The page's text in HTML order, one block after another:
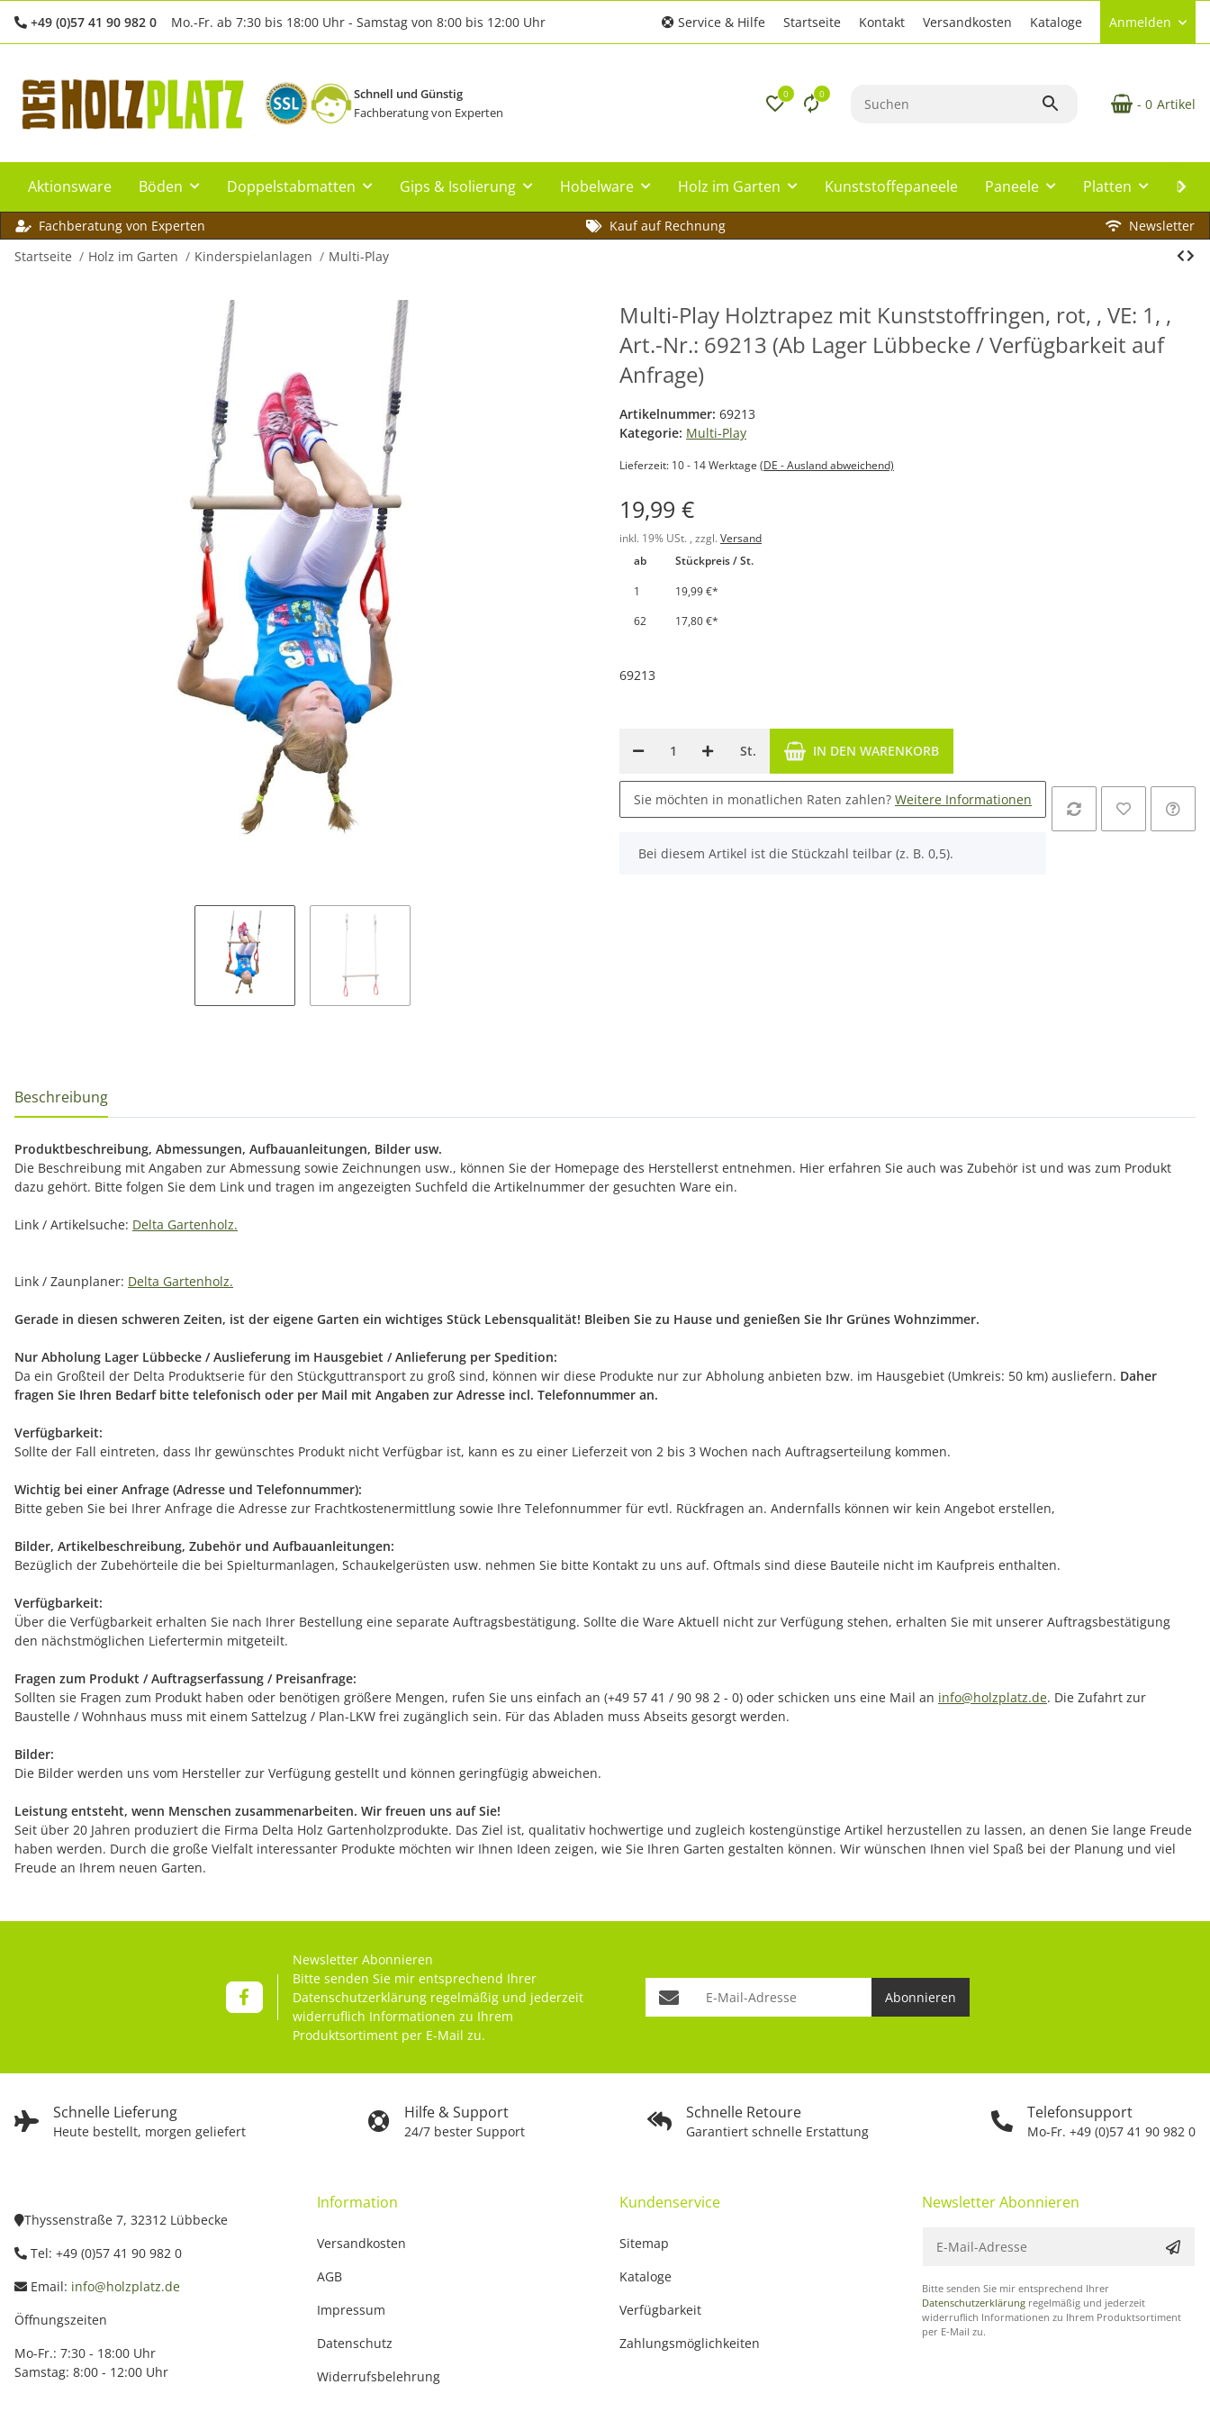
+49 (0)57 41 90 982 0 Mo.-Fr. ab 7:30 bis 18:00 Uhr - Samstag von 8:00 bis 12:00 Uhr Service & Hilfe Startseite Kontakt Versandkosten Kataloge Anmelden
Schnell und Günstig
Fachberatung von Experten
0 0
- 0 Artikel
Aktionsware Böden Doppelstabmatten Gips & Isolierung Hobelware Holz im Garten Kunststoffepaneele Paneele Platten
Fachberatung von Experten Kauf auf Rechnung
Newsletter
Startseite
Holz im Garten Kinderspielanlagen Multi-Play
Multi-Play Holztrapez mit Kunststoffringen, rot, , VE: 1, ,
Art.-Nr.: 69213 (Ab Lager Lübbecke / Verfügbarkeit auf
Anfrage)
Artikelnummer: 69213
Kategorie: Multi-Play
Lieferzeit: 10 - 14 Werktage (DE - Ausland abweichend)
19,99 €
inkl. 19% USt. , zzgl. Versand
ab
Stückpreis / St.
1
19,99 €*
62
17,80 €*
69213
St. IN DEN WARENKORB
Sie möchten in monatlichen Raten zahlen? Weitere Informationen
x
Bei diesem Artikel ist die Stückzahl teilbar (z. B. 0,5).
Beschreibung
Produktbeschreibung, Abmessungen, Aufbauanleitungen, Bilder usw.
Die Beschreibung mit Angaben zur Abmessung sowie Zeichnungen usw., können Sie der Homepage des Herstellerst entnehmen. Hier erfahren Sie auch was Zubehör ist und was zum Produkt
dazu gehört. Bitte folgen Sie dem Link und tragen im angezeigten Suchfeld die Artikelnummer der gesuchten Ware ein.
Link / Artikelsuche: Delta Gartenholz.
Link / Zaunplaner: Delta Gartenholz.
Gerade in diesen schweren Zeiten, ist der eigene Garten ein wichtiges Stück Lebensqualität! Bleiben Sie zu Hause und genießen Sie Ihr Grünes Wohnzimmer.
Nur Abholung Lager Lübbecke / Auslieferung im Hausgebiet / Anlieferung per Spedition:
Da ein Großteil der Delta Produktserie für den Stückguttransport zu groß sind, können wir diese Produkte nur zur Abholung anbieten bzw. im Hausgebiet (Umkreis: 50 km) ausliefern. Daher
fragen Sie Ihren Bedarf bitte telefonisch oder per Mail mit Angaben zur Adresse incl. Telefonnummer an.
Verfügbarkeit:
Sollte der Fall eintreten, dass Ihr gewünschtes Produkt nicht Verfügbar ist, kann es zu einer Lieferzeit von 2 bis 3 Wochen nach Auftragserteilung kommen.
Wichtig bei einer Anfrage (Adresse und Telefonnummer):
Bitte geben Sie bei Ihrer Anfrage die Adresse zur Frachtkostenermittlung sowie Ihre Telefonnummer für evtl. Rückfragen an. Andernfalls können wir kein Angebot erstellen,
Bilder, Artikelbeschreibung, Zubehör und Aufbauanleitungen:
Bezüglich der Zubehörteile die bei Spielturmanlagen, Schaukelgerüsten usw. nehmen Sie bitte Kontakt zu uns auf. Oftmals sind diese Bauteile nicht im Kaufpreis enthalten.
Verfügbarkeit:
Über die Verfügbarkeit erhalten Sie nach Ihrer Bestellung eine separate Auftragsbestätigung. Sollte die Ware Aktuell nicht zur Verfügung stehen, erhalten Sie mit unserer Auftragsbestätigung
den nächstmöglichen Liefertermin mitgeteilt.
Fragen zum Produkt / Auftragserfassung / Preisanfrage:
Sollten sie Fragen zum Produkt haben oder benötigen größere Mengen, rufen Sie uns einfach an (+49 57 41 / 90 98 2 - 0) oder schicken uns eine Mail an info@holzplatz.de. Die Zufahrt zur
Baustelle / Wohnhaus muss mit einem Sattelzug / Plan-LKW frei zugänglich sein. Für das Abladen muss Abseits gesorgt werden.
Bilder:
Die Bilder werden uns vom Hersteller zur Verfügung gestellt und können geringfügig abweichen.
Leistung entsteht, wenn Menschen zusammenarbeiten. Wir freuen uns auf Sie!
Seit über 20 Jahren produziert die Firma Delta Holz Gartenholzprodukte. Das Ziel ist, qualitativ hochwertige und zugleich kostengünstige Artikel herzustellen zu lassen, an denen Sie lange Freude
haben werden. Durch die große Vielfalt interessanter Produkte möchten wir Ihnen Ideen zeigen, wie Sie Ihren Garten gestalten können. Wir wünschen Ihnen viel Spaß bei der Planung und viel
Freude an Ihrem neuen Garten.
Schnelle Lieferung
Heute bestellt, morgen geliefert
Hilfe & Support
24/7 bester Support
Schnelle Retoure
Garantiert schnelle Erstattung
Telefonsupport
Mo-Fr. +49 (0)57 41 90 982 0
Newsletter Abonnieren
Bitte senden Sie mir entsprechend Ihrer
Datenschutzerklärung regelmäßig und jederzeit
widerruflich Informationen zu Ihrem
Produktsortiment per E-Mail zu.
Abonnieren
Thyssenstraße 7, 32312 Lübbecke
Tel: +49 (0)57 41 90 982 0
Email: info@holzplatz.de
Öffnungszeiten
Mo-Fr.: 7:30 - 18:00 Uhr
Samstag: 8:00 - 12:00 Uhr
Information
Versandkosten
AGB
Impressum
Datenschutz
Widerrufsbelehrung
Kundenservice
Sitemap
Kataloge
Verfügbarkeit
Zahlungsmöglichkeiten
Newsletter Abonnieren
Bitte senden Sie mir entsprechend Ihrer
Datenschutzerklärung regelmäßig und jederzeit
widerruflich Informationen zu Ihrem Produktsortiment
per E-Mail zu.